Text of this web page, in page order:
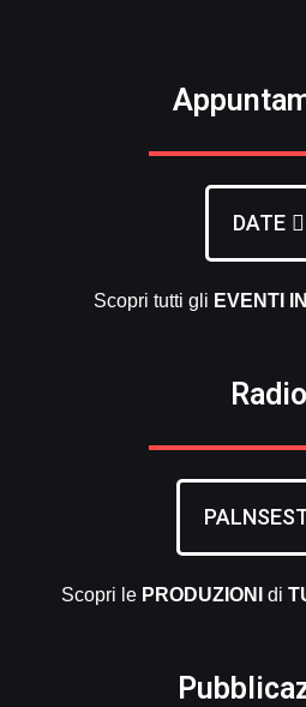
DATE
Scopri tutti gli EVENTI
Radio
Scopri le PRODUZIONI di